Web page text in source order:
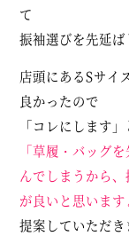
て
振袖選びを先延ば
店頭にあるSサイ
良かったので
「コレにします
「草履・バッグ
んでしまうから
が良いと思います
提案していただき